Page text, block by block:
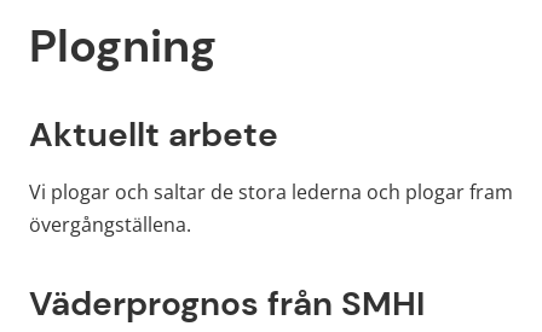
Plogning
Aktuellt arbete
Vi plogar och saltar de stora lederna och plogar fram
övergångställena.
Väderprognos från SMHI